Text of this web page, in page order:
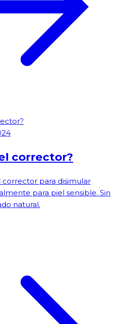
corrector?
para disimular
para piel sensible. Sin
natural.